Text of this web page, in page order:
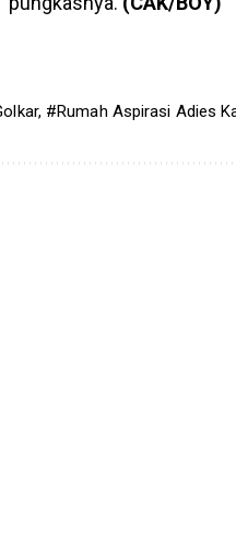
, #Rumah Aspirasi Adies